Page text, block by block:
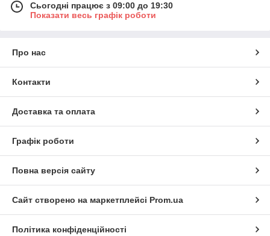
Сьогодні працює з 09:00 до 19:30
Показати весь графік роботи
Про нас
Контакти
Доставка та оплата
Графік роботи
Повна версія сайту
Сайт створено на маркетплейсі Prom.ua
Політика конфіденційності